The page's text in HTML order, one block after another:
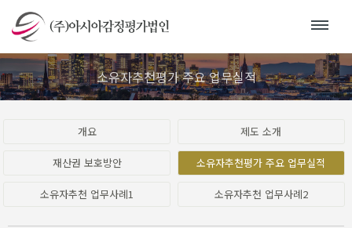
소유자추천평가 주요 업무실적
개요 제도 소개
재산권 보호방안 소유자추천평가 주요 업무실적
소유자추천 업무사례1 소유자추천 업무사례2